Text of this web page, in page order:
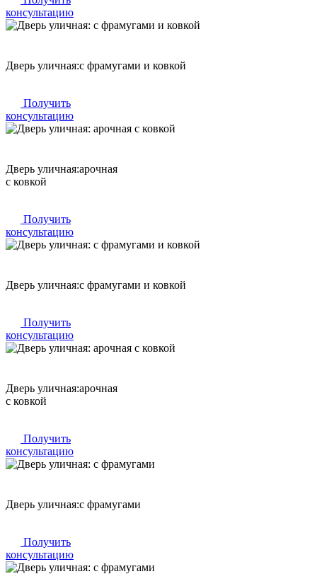
консультацию
Дверь уличная:с фрамугами и ковкой
Получить
консультацию
Дверь уличная:арочная
с ковкой
Получить
консультацию
Дверь уличная:с фрамугами и ковкой
Получить
консультацию
Дверь уличная:арочная
с ковкой
Получить
консультацию
Дверь уличная:с фрамугами
Получить
консультацию